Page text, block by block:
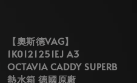
【奧斯德VAG】
1K0121251EJ A3
OCTAVIA CADDY SUPERB
熱水箱 德國原廠